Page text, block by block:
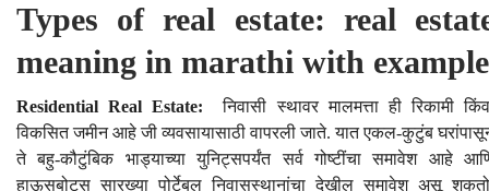
Types of real estate: real
meaning in marathi with example
Residential Real Estate:निवासी स्थावर मालमत्ता ही रिकामी
विकसित जमीन आहे जी व्यवसायासाठी वापरली जाते. यात एकल-कुटुंब
ते बहु-कौटुंबिक भाड्याच्या युनिट्सपर्यंत सर्व गोष्टींचा समावेश आहे
हाऊसबोट्स सारख्या पोर्टेबल निवासस्थानांचा देखील समावेश असू